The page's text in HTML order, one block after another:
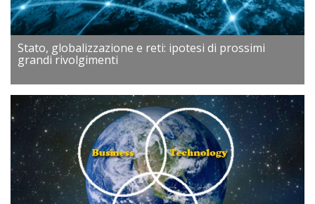
Stato, globalizzazione e reti: ipotesi di prossimi
grandi rivolgimenti